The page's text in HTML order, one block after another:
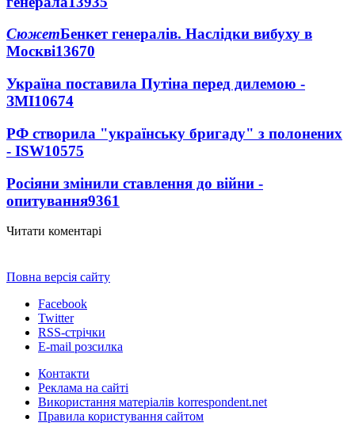
СюжетБенкет генералів. Наслідки вибуху в
Москві13670
Україна поставила Путіна перед дилемою -
ЗМІ10674
РФ створила "українську бригаду" з полонених
- ISW10575
Росіяни змінили ставлення до війни -
опитування9361
Читати коментарі
Повна версія сайту
Facebook
Twitter
RSS-стрічки
E-mail розсилка
Контакти
Реклама на сайті
Використання матеріалів korrespondent.net
Правила користування сайтом